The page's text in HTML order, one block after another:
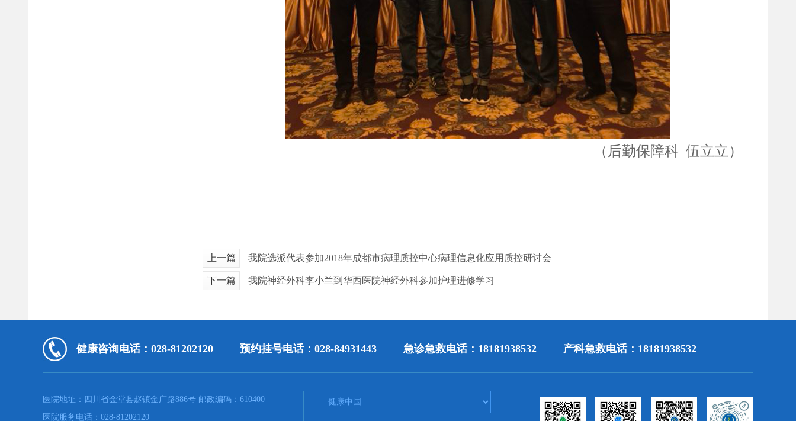
（后勤保障科 伍立立）
上一篇 我院选派代表参加2018年成都市病理质控中心病理信息化应用质控研讨会
下一篇 我院神经外科李小兰到华西医院神经外科参加护理进修学习
健康咨询电话：028-81202120 预约挂号电话：028-84931443 急诊急救电话：18181938532 产科急救电话：18181938532
医院地址：四川省金堂县赵镇金广路886号 邮政编码：610400
医院服务电话：028-81202120